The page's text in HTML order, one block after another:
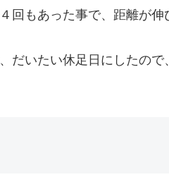
回もあった事で、距離が伸
だいたい休足日にしたの